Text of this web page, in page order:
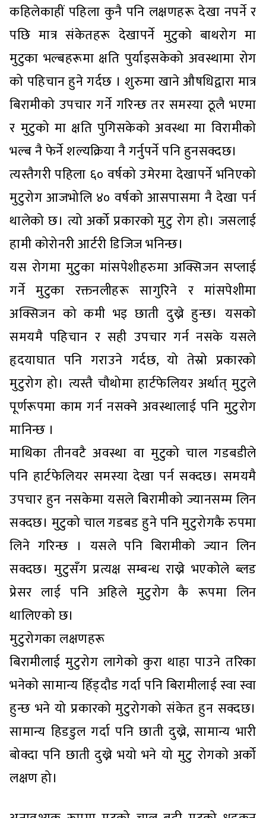
कहिलेकाहीं पहिला कुनै पनि लक्षणहरू देखा नपर्ने र
पछि मात्र संकेतहरू देखापर्ने मुटुको बाथरोग मा
मुटुका भल्बहरूमा क्षति पुर्याइसकेको अवस्थामा रोग
को पहिचान हुने गर्दछ । शुरुमा खाने औषधिद्वारा मात्र
बिरामीको उपचार गर्ने गरिन्छ तर समस्या ठूलै भएमा
र मुटुको मा क्षति पुगिसकेको अवस्था मा विरामीको
भल्ब नै फेर्ने शल्यक्रिया नै गर्नुपर्ने पनि हुनसक्दछ।
त्यस्तैगरी पहिला ६० वर्षको उमेरमा देखापर्ने भनिएको
मुटुरोग आजभोलि ४० वर्षको आसपासमा नै देखा पर्न
थालेको छ। त्यो अर्को प्रकारको मुटु रोग हो। जसलाई
हामी कोरोनरी आर्टरी डिजिज भनिन्छ।
यस रोगमा मुटुका मांसपेशीहरुमा अक्सिजन सप्लाई
गर्ने मुटुका रक्तनलीहरू सागुरिने र मांसपेशीमा
अक्सिजन को कमी भइ छाती दुख्ने हुन्छ। यसको
समयमै पहिचान र सही उपचार गर्न नसके यसले
हृदयाघात पनि गराउने गर्दछ, यो तेस्रो प्रकारको
मुटुरोग हो। त्यस्तै चौथोमा हार्टफेलियर अर्थात् मुटुले
पूर्णरूपमा काम गर्न नसक्ने अवस्थालाई पनि मुटुरोग
मानिन्छ ।
माथिका तीनवटै अवस्था वा मुटुको चाल गडबडीले
पनि हार्टफेलियर समस्या देखा पर्न सक्दछ। समयमै
उपचार हुन नसकेमा यसले बिरामीको ज्यानसम्म लिन
सक्दछ। मुटुको चाल गडबड हुने पनि मुटुरोगकै रुपमा
लिने गरिन्छ । यसले पनि बिरामीको ज्यान लिन
सक्दछ। मुटुसँग प्रत्यक्ष सम्बन्ध राख्ने भएकोले ब्लड
प्रेसर लाई पनि अहिले मुटुरोग कै रूपमा लिन
थालिएको छ।
मुटुरोगका लक्षणहरू
बिरामीलाई मुटुरोग लागेको कुरा थाहा पाउने तरिका
भनेको सामान्य हिँड्दौड गर्दा पनि बिरामीलाई स्वा स्वा
हुन्छ भने यो प्रकारको मुटुरोगको संकेत हुन सक्दछ।
सामान्य हिडडुल गर्दा पनि छाती दुख्ने, सामान्य भारी
बोक्दा पनि छाती दुख्ने भयो भने यो मुटु रोगको अर्को
लक्षण हो।